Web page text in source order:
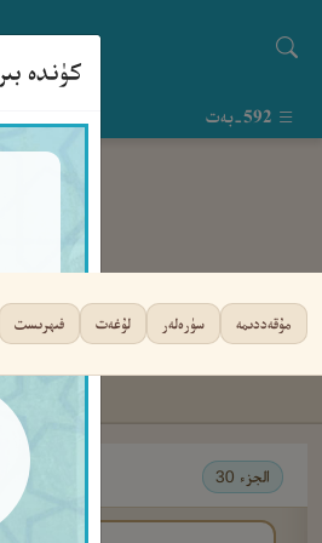
كۈندە بىر
مۇقەددىمە سۈرەلەر لۇغەت فىھرىست
الجزء 30